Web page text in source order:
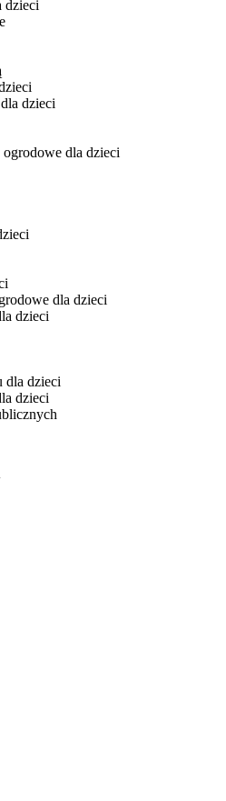
dzieci
dzieci
dla dzieci
dla dzieci
dzieci
dla dzieci
dzieci